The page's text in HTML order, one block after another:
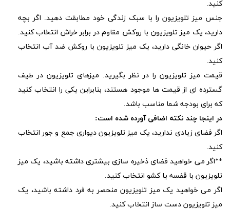
کنید.
جنس میز تلویزیون را با سبک زندگی خود مطابقت دهید. اگر بچه
دارید، یک میز تلویزیون با روکش مقاوم در برابر خراش انتخاب کنید.
اگر حیوان خانگی دارید، یک میز تلویزیون با روکش ضد آب انتخاب
کنید.
قیمت میز تلویزیون را در نظر بگیرید. میزهای تلویزیون در طیف
گسترده ای از قیمت ها موجود هستند، بنابراین یکی را انتخاب کنید
که برای بودجه شما مناسب باشد.
در اینجا چند نکته اضافی آورده شده است:
اگر فضای زیادی ندارید، یک میز تلویزیون دیواری جمع و جور انتخاب
کنید.
**اگر می خواهید فضای ذخیره سازی بیشتری داشته باشید، یک میز
تلویزیون با قفسه یا کشو انتخاب کنید.
اگر می خواهید یک میز تلویزیون منحصر به فرد داشته باشید، یک
میز تلویزیون دست ساز انتخاب کنید.